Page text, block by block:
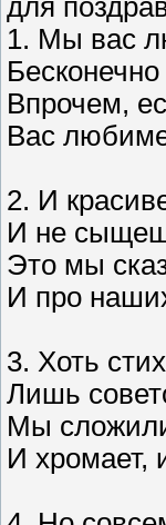
для
1. Мы вас
Впрочем,
Вас
2. И
И не
Это мы
И про
3. Хоть
Лишь
Мы
И хромает,